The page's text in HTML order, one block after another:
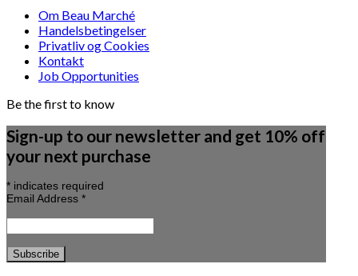
Om Beau Marché
Handelsbetingelser
Privatliv og Cookies
Kontakt
Job Opportunities
Be the first to know
Sign-up to our newsletter and get 10% off
your next purchase
* indicates required
Email Address *